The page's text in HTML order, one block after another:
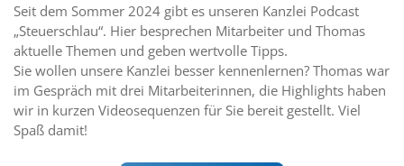
Seit dem Sommer 2024 gibt es unseren Kanzlei Podcast
„Steuerschlau“. Hier besprechen Mitarbeiter und Thomas
aktuelle Themen und geben wertvolle Tipps.
Sie wollen unsere Kanzlei besser kennenlernen? Thomas war
im Gespräch mit drei Mitarbeiterinnen, die Highlights haben
wir in kurzen Videosequenzen für Sie bereit gestellt. Viel
Spaß damit!